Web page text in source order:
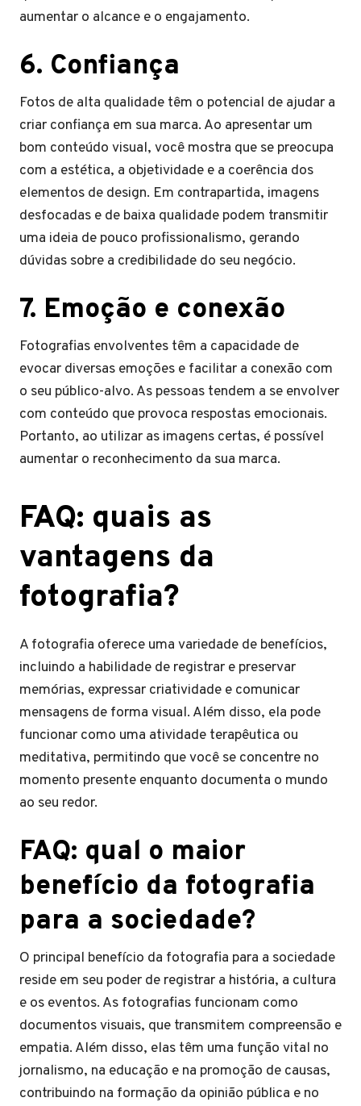
aumentar o alcance e o engajamento.
6. Confiança
Fotos de alta qualidade têm o potencial de ajudar a
criar confiança em sua marca. Ao apresentar um
bom conteúdo visual, você mostra que se preocupa
com a estética, a objetividade e a coerência dos
elementos de design. Em contrapartida, imagens
desfocadas e de baixa qualidade podem transmitir
uma ideia de pouco profissionalismo, gerando
dúvidas sobre a credibilidade do seu negócio.
7. Emoção e conexão
Fotografias envolventes têm a capacidade de
evocar diversas emoções e facilitar a conexão com
o seu público-alvo. As pessoas tendem a se envolver
com conteúdo que provoca respostas emocionais.
Portanto, ao utilizar as imagens certas, é possível
aumentar o reconhecimento da sua marca.
FAQ: quais as
vantagens da
fotografia?
A fotografia oferece uma variedade de benefícios,
incluindo a habilidade de registrar e preservar
memórias, expressar criatividade e comunicar
mensagens de forma visual. Além disso, ela pode
funcionar como uma atividade terapêutica ou
meditativa, permitindo que você se concentre no
momento presente enquanto documenta o mundo
ao seu redor.
FAQ: qual o maior
benefício da fotografia
para a sociedade?
O principal benefício da fotografia para a sociedade
reside em seu poder de registrar a história, a cultura
e os eventos. As fotografias funcionam como
documentos visuais, que transmitem compreensão e
empatia. Além disso, elas têm uma função vital no
jornalismo, na educação e na promoção de causas,
contribuindo na formação da opinião pública e no